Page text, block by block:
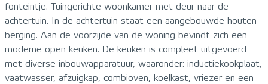
fonteintje. Tuingerichte woonkamer met deur naar de
achtertuin. In de achtertuin staat een aangebouwde houten
berging. Aan de voorzijde van de woning bevindt zich een
moderne open keuken. De keuken is compleet uitgevoerd
met diverse inbouwapparatuur, waaronder: inductiekookplaat,
vaatwasser, afzuigkap, combioven, koelkast, vriezer en een